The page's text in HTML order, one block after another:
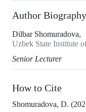
Author Biography
Dilbar Shomuradova,
Uzbek State Institute
Senior Lecturer
How to Cite
Shomuradova, D.